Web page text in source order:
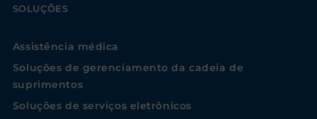
SOLUÇÕES
Assistência médica
Soluções de gerenciamento da cadeia de
suprimentos
Soluções de serviços eletrônicos